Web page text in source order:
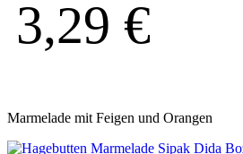
3,29 €
Marmelade mit Feigen und Orangen